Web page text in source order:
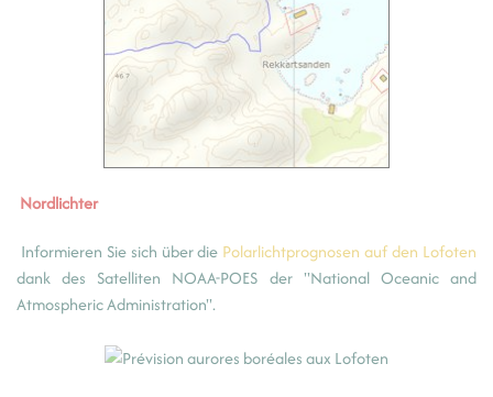
Nordlichter
Informieren Sie sich über die Polarlichtprognosen auf den Lofoten
dank des Satelliten NOAA-POES der "National Oceanic and
Atmospheric Administration".